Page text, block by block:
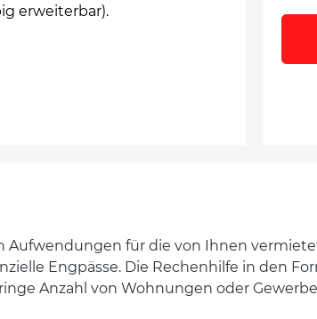
erweiterbar).
für die von Ihnen
Engpässe. Die Rechenhilfe in den
Anzahl von Wohnungen oder